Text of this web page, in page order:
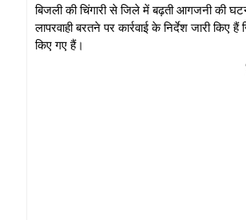
बिजली की चिंगारी से जिले में बढ़ती आगजनी की
लापरवाही बरतने पर कार्रवाई के निर्देश जारी
किए गए हैं।